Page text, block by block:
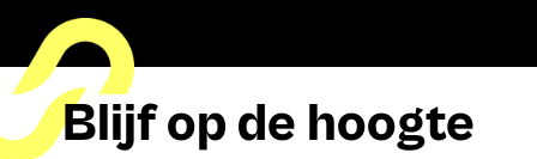
Blijf op de hoogte